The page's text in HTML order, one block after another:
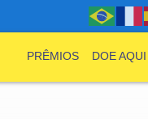
PRÊMIOS DOE AQUI